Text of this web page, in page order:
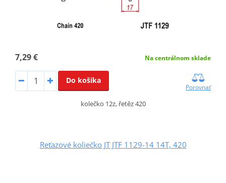
7,29 € Na centrálnom sklade
Do košíka
Porovnať
kolečko 12z, řetěz 420
Reťazové koliečko JT JTF 1129-14 14T, 420